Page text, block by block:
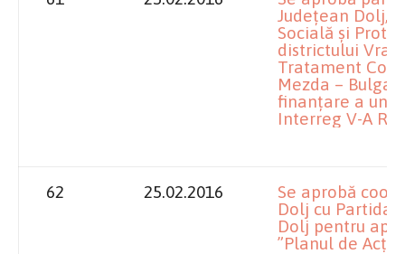
Județean Dolj,
Socială și
districtului
Tratament
Mezda –
finanțare a
Interreg V-A
62 25.02.2016
Se aprobă
Dolj cu Partida
Dolj pentru
”Planul de